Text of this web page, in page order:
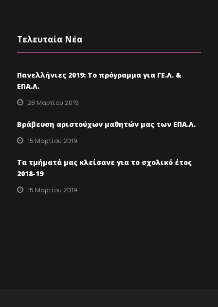
Τελευταία Νέα
Πανελλήνιες 2019: Το πρόγραμμα για ΓΕ.Λ. &
ΕΠΑ.Λ.
28 Μαρτίου 2019
Βράβευση αριστούχων μαθητών μας των ΕΠΑ.Λ.
15 Μαρτίου 2019
Τα τμήματά μας κλείσανε για το σχολικό έτος
2018-19
15 Μαρτίου 2019